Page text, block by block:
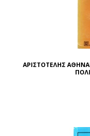
ΑΡΙΣΤΟΤΕΛΗΣ